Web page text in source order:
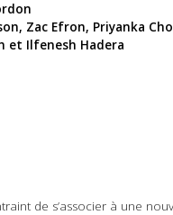
Zac Efron, Priyanka
et Ilfenesh Hadera
de s’associer à une